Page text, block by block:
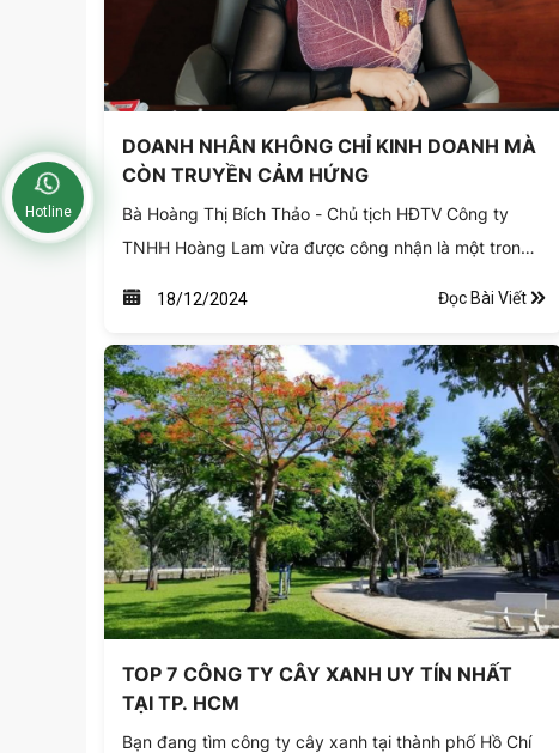
DOANH NHÂN KHÔNG CHỈ KINH DOANH MÀ
CÒN TRUYỀN CẢM HỨNG
Bà Hoàng Thị Bích Thảo - Chủ tịch HĐTV Công ty
TNHH Hoàng Lam vừa được công nhận là một trong
18/12/2024 Đọc Bài Viết
TOP 7 CÔNG TY CÂY XANH UY TÍN NHẤT
TẠI TP. HCM
Bạn đang tìm công ty cây xanh tại thành phố Hồ Chí
Hotline